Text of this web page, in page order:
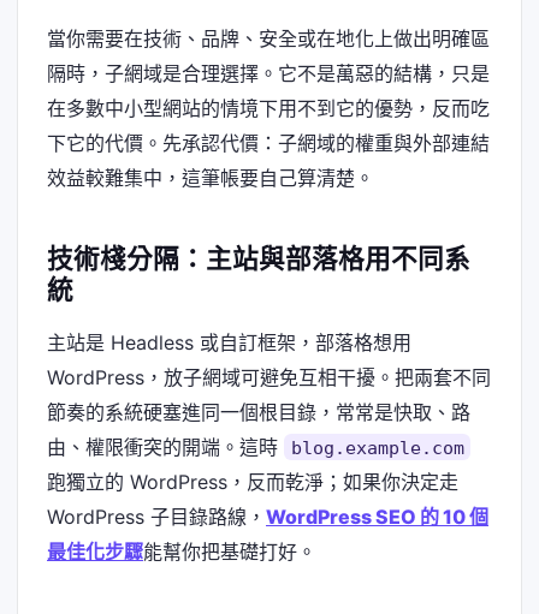
當你需要在技術、品牌、安全或在地化上做出明確區
隔時，子網域是合理選擇。它不是萬惡的結構，只是
在多數中小型網站的情境下用不到它的優勢，反而吃
下它的代價。先承認代價：子網域的權重與外部連結
效益較難集中，這筆帳要自己算清楚。
技術棧分隔：主站與部落格用不同系
統
主站是 Headless 或自訂框架，部落格想用
WordPress，放子網域可避免互相干擾。把兩套不同
節奏的系統硬塞進同一個根目錄，常常是快取、路
由、權限衝突的開端。這時
blog.example.com
跑獨立的 WordPress，反而乾淨；如果你決定走
WordPress 子目錄路線， WordPress SEO 的 10 個
最佳化步驟能幫你把基礎打好。